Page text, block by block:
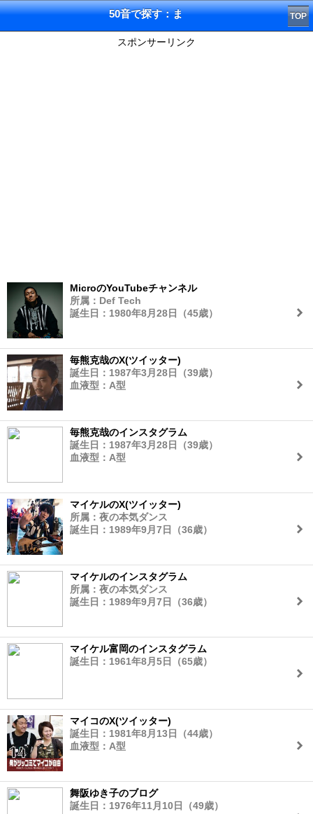
50音で探す：ま TOP
スポンサーリンク
MicroのYouTubeチャンネル
所属：Def Tech
誕生日：1980年8月28日（45歳）
毎熊克哉のX(ツイッター)
誕生日：1987年3月28日（39歳）
血液型：A型
毎熊克哉のインスタグラム
誕生日：1987年3月28日（39歳）
血液型：A型
マイケルのX(ツイッター)
所属：夜の本気ダンス
誕生日：1989年9月7日（36歳）
マイケルのインスタグラム
所属：夜の本気ダンス
誕生日：1989年9月7日（36歳）
マイケル富岡のインスタグラム
誕生日：1961年8月5日（65歳）
マイコのX(ツイッター)
誕生日：1981年8月13日（44歳）
血液型：A型
舞阪ゆき子のブログ
誕生日：1976年11月10日（49歳）